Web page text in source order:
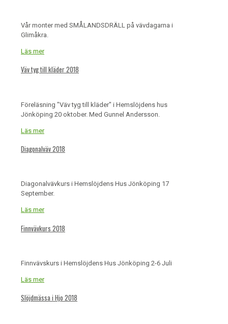
Vår monter med SMÅLANDSDRÄLL på vävdagarna i
Glimåkra.
Läs mer
Väv tyg till kläder 2018
Föreläsning "Väv tyg till kläder" i Hemslöjdens hus
Jönköping 20 oktober. Med Gunnel Andersson.
Läs mer
Diagonalväv 2018
Diagonalvävkurs i Hemslöjdens Hus Jönköping 17
September.
Läs mer
Finnvävkurs 2018
Finnvävskurs i Hemslöjdens Hus Jönköping 2-6 Juli
Läs mer
Slöjdmässa i Hjo 2018